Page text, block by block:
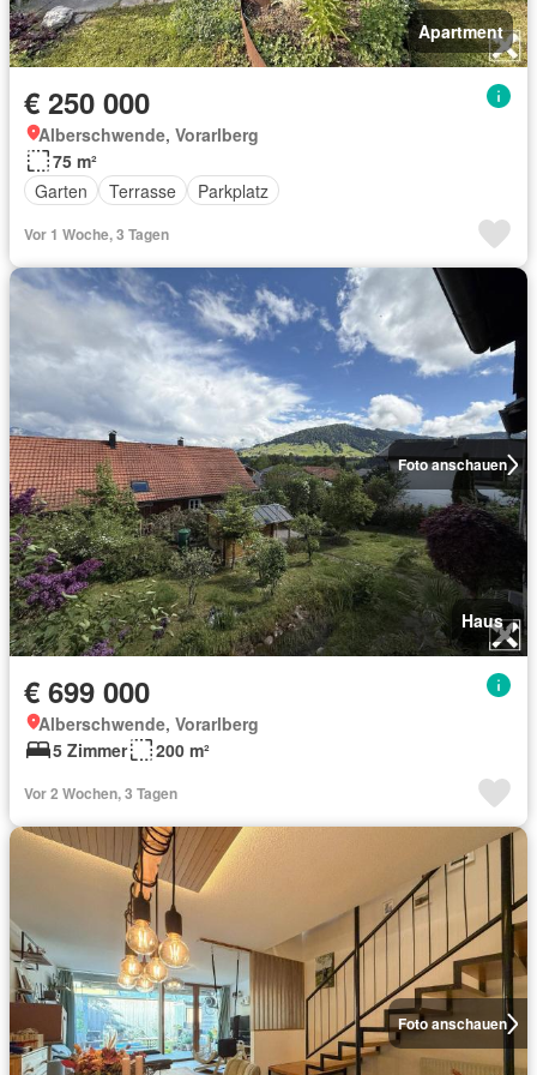
Apartment
€ 250 000
Alberschwende, Vorarlberg
75 m²
Garten
Terrasse Parkplatz
Vor 1 Woche, 3 Tagen
Foto anschauen
Haus
€ 699 000
Alberschwende, Vorarlberg
5 Zimmer
200 m²
Vor 2 Wochen, 3 Tagen
Foto anschauen